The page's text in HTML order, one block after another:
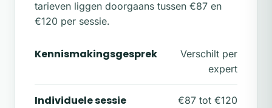
tarieven liggen doorgaans tussen €87 en
€120 per sessie.
Kennismakingsgesprek
Verschilt per
expert
Individuele sessie €87 tot €120